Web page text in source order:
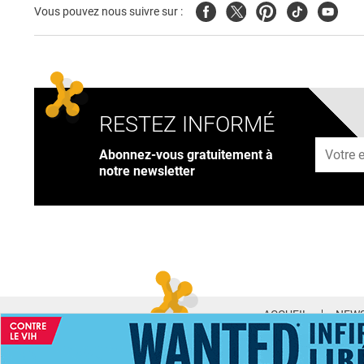
Vous pouvez nous suivre sur : FacebookTwitterPinterest
TiktokYoutube
RESTEZ INFORMÉ
Abonnez-vous gratuitement à
notre newsletter
ACCUEIL